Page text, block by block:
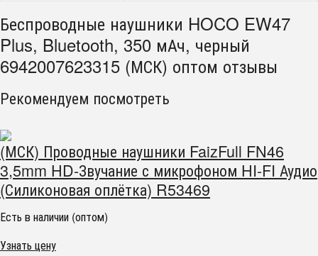
Беспроводные наушники HOCO EW47
Plus, Bluetooth, 350 мАч, черный
6942007623315 (МСК) оптом отзывы
Рекомендуем посмотреть
(МСК) Проводные наушники FaizFull FN46
3,5mm HD-Звучание с микрофоном HI-FI Аудио
(Силиконовая оплётка) R53469
Есть в наличии (оптом)
Узнать цену